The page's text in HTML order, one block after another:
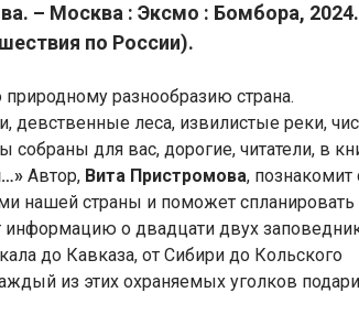
– Москва : Эксмо : Бомбора,
по России).
разнообразию страна.
девственные леса, извилистые реки,
для вас, дорогие, читатели, в
Автор, Вита Пристромова, познакомит
нашей страны и поможет спланировать
о двадцати двух
до Кавказа, от Сибири до Кольского
из этих охраняемых уголков